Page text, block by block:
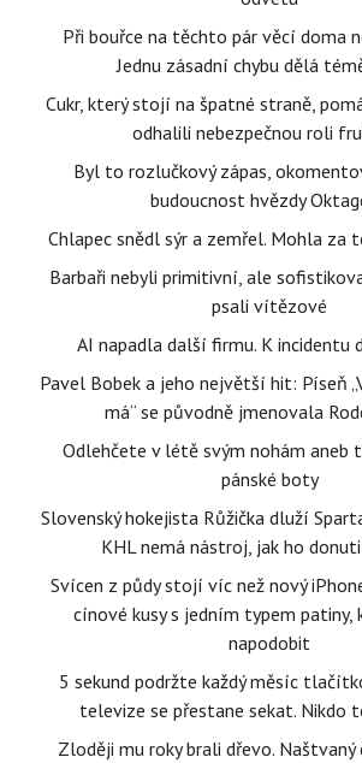
Při bouřce na těchto pár věcí doma
Jednu zásadní chybu dělá
Cukr, který stojí na špatné straně,
odhalili nebezpečnou roli
Byl to rozlučkový zápas,
budoucnost hvězdy
Chlapec snědl sýr a zemřel. Mohla za
Barbaři nebyli primitivní, ale
psali vítězové
AI napadla další firmu. K incidentu
Pavel Bobek a jeho největší hit: Píseň
má“ se původně jmenovala
Odlehčete v létě svým nohám aneb
pánské boty
Slovenský hokejista Růžička dluží
KHL nemá nástroj, jak ho
Svícen z půdy stojí víc než nový
cínové kusy s jedním typem patiny,
napodobit
5 sekund podržte každý měsíc
televize se přestane sekat. Nikdo
Zloději mu roky brali dřevo. Naštvaný